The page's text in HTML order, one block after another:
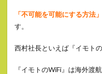
「不可能を可能にする方法
す。
西村社長といえば『イモト
『イモトのWiFi』は海外渡